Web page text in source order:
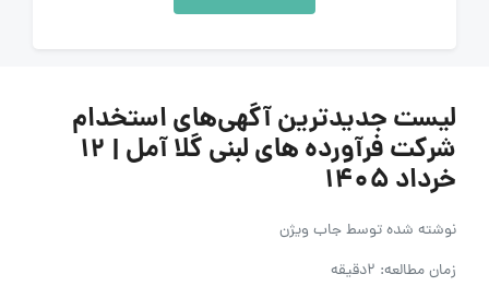
لیست جدیدترین آگهی‌های استخدام
شرکت فرآورده های لبنی گلا آمل | ۱۲
خرداد ۱۴۰۵
نوشته شده توسطجاب ویژن
زمان مطالعه: 2دقیقه